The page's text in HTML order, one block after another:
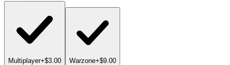
Multiplayer+$3.00 Warzone+$9.00